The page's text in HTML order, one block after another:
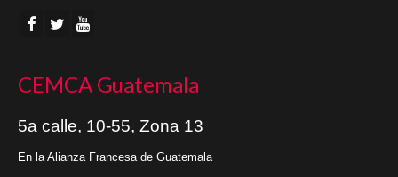
CEMCA Guatemala
5a calle, 10-55, Zona 13
En la Alianza Francesa de Guatemala